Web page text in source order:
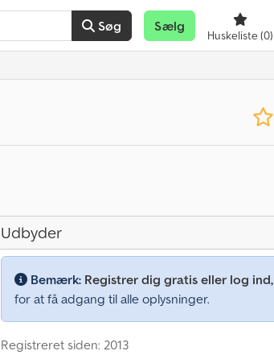
Søg Sælg
Huskeliste(0)
Udbyder
Bemærk: Registrer dig gratis eller log ind,
for at få adgang til alle oplysninger.
Registreret siden: 2013